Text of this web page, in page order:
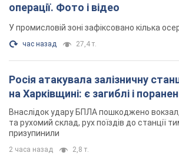
операції. Фото і відео
У промисловій зоні зафіксовано кілька
час назад 27,4 т.
Росія атакувала залізничну
на Харківщині: є загиблі і
Внаслідок удару БПЛА пошкоджено
та рухомий склад, рух поїздів до станції
призупинили
2 часа назад 2,8 т.